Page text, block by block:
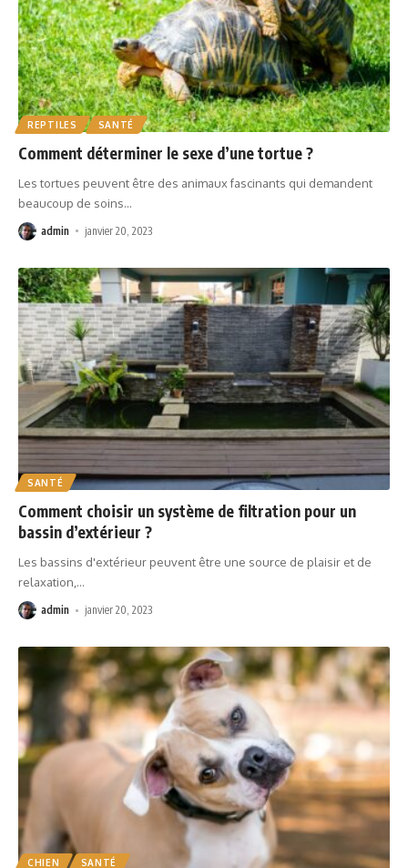
REPTILES SANTÉ
Comment déterminer le sexe d’une tortue ?
Les tortues peuvent être des animaux fascinants qui demandent
beaucoup de soins…
admin janvier 20, 2023
SANTÉ
Comment choisir un système de filtration pour un
bassin d’extérieur ?
Les bassins d'extérieur peuvent être une source de plaisir et de
relaxation,…
admin janvier 20, 2023
CHIEN SANTÉ